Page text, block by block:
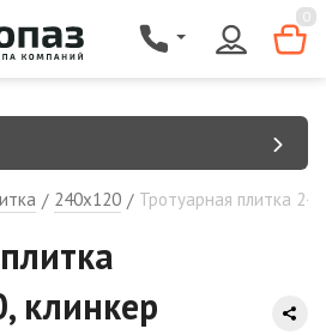
0
/ 240х120 / Тротуарная плитка
клинкер